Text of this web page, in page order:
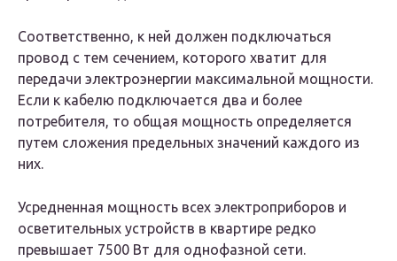
Соответственно, к ней должен подключаться
провод с тем сечением, которого хватит для
передачи электроэнергии максимальной мощности.
Если к кабелю подключается два и более
потребителя, то общая мощность определяется
путем сложения предельных значений каждого из
них.
Усредненная мощность всех электроприборов и
осветительных устройств в квартире редко
превышает 7500 Вт для однофазной сети.